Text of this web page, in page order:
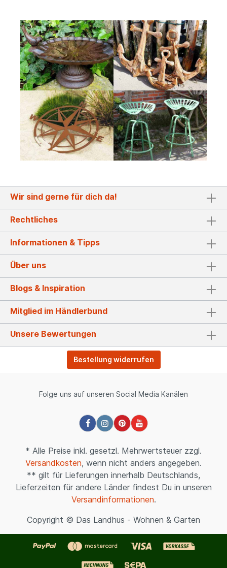
Wir sind gerne für dich da!
Rechtliches
Informationen & Tipps
Über uns
Blogs & Inspiration
Mitglied im Händlerbund
Unsere Bewertungen
Bestellung widerrufen
Folge uns auf unseren Social Media Kanälen
* Alle Preise inkl. gesetzl. Mehrwertsteuer zzgl.
Versandkosten, wenn nicht anders angegeben.
** gilt für Lieferungen innerhalb Deutschlands,
Lieferzeiten für andere Länder findest Du in unseren
Versandinformationen.
Copyright © Das Landhus - Wohnen & Garten